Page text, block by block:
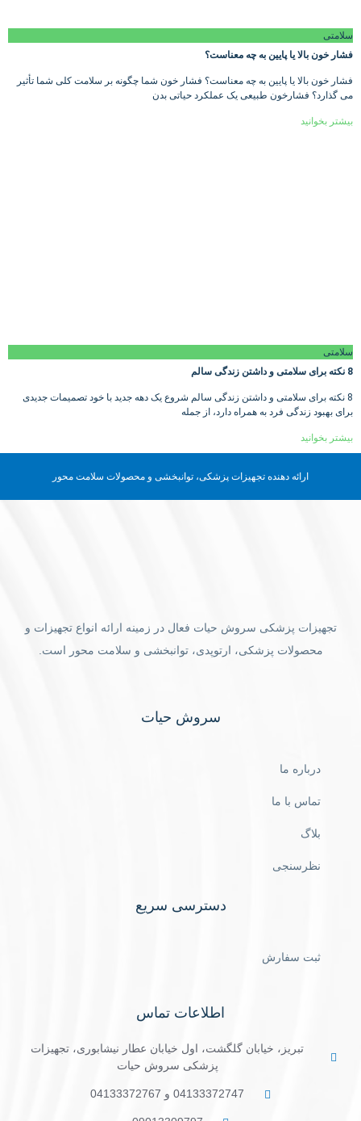
سلامتی
فشار خون بالا یا پایین به چه معناست؟
فشار خون بالا یا پایین به چه معناست؟ فشار خون شما چگونه بر سلامت کلی شما تأثیر
می گذارد؟ فشارخون طبیعی یک عملکرد حیاتی بدن
بیشتر بخوانید
سلامتی
8 نکته برای سلامتی و داشتن زندگی سالم
8 نکته برای سلامتی و داشتن زندگی سالم شروع یک دهه جدید با خود تصمیمات جدیدی
برای بهبود زندگی فرد به همراه دارد، از جمله
بیشتر بخوانید
ارائه دهنده تجهیزات پزشکی، توانبخشی و محصولات سلامت محور
تجهیزات پزشکی سروش حیات فعال در زمینه ارائه انواع تجهیزات و
محصولات پزشکی، ارتوپدی، توانبخشی و سلامت محور است.
سروش حیات
درباره ما
تماس با ما
بلاگ
نظرسنجی
دسترسی سریع
ثبت سفارش
اطلاعات تماس
تبریز، خیابان گلگشت، اول خیابان عطار نیشابوری، تجهیزات
پزشکی سروش حیات
04133372747 و 04133372767